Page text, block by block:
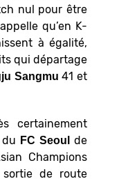
nul pour être
qu’en K-
à égalité,
qui départage
Sangmu 41 et
certainement
FC Seoul
de
Champions
sortie de route